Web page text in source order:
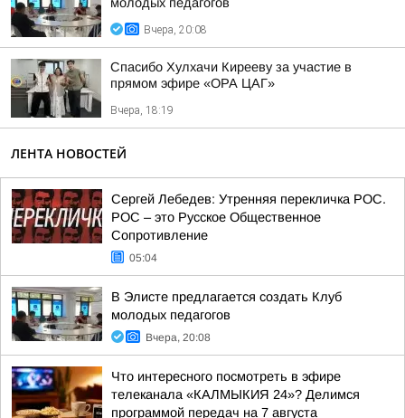
Вчера, 20:08
Спасибо Хулхачи Кирееву за участие в
прямом эфире «ОРА ЦАГ»
Вчера, 18:19
ЛЕНТА НОВОСТЕЙ
Сергей Лебедев: Утренняя перекличка РОС.
РОС – это Русское Общественное
Сопротивление
05:04
В Элисте предлагается создать Клуб
молодых педагогов
Вчера, 20:08
Что интересного посмотреть в эфире
телеканала «КАЛМЫКИЯ 24»? Делимся
программой передач на 7 августа